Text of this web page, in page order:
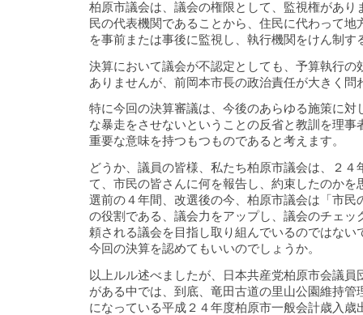
柏原市議会は、議会の権限として、監視権があり
民の代表機関であることから、住民に代わって地
を事前または事後に監視し、執行機関をけん制す
決算において議会が不認定としても、予算執行の
ありませんが、前岡本市長の政治責任が大きく問
特に今回の決算審議は、今後のあらゆる施策に対
な暴走をさせないということの反省と教訓を理事
重要な意味を持つもつものであると考えます。
どうか、議員の皆様、私たち柏原市議会は、２４
て、市民の皆さんに何を報告し、約束したのかを
選前の４年間、改選後の今、柏原市議会は「市民
の役割である、議会力をアップし、議会のチェッ
頼される議会を目指し取り組んでいるのではない
今回の決算を認めてもいいのでしょうか。
以上ルル述べましたが、日本共産党柏原市会議員
がある中では、到底、竜田古道の里山公園維持管
になっている平成２４年度柏原市一般会計歳入歳